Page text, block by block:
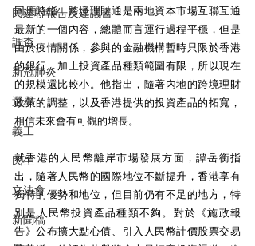
民建聯報告及建議書
調查
新冠肺炎
選舉
義工
民生
立法會
新聞稿
回應時指，跨境理財通是兩地資本市場互聯互通
最新的一個內容，總體而言運行過程平穩，但是
由於疫情關係，參與的金融機構暫時只限於香港
的銀行，加上投資產品種類範圍有限，所以現在
的規模還比較小。他指出，隨著內地的跨境理財
政策的調整，以及香港提供的投資產品的拓寬，
相信未來會有可觀的增長。
就香港的人民幣離岸市場發展方面，譚岳衡指
出，隨著人民幣的國際地位不斷提升，香港享有
獨特的優勢和地位，但目前仍有不足的地方，特
別是人民幣投資產品種類不夠。對於《施政報
告》公布擴大點心債、引入人民幣計價股票交易